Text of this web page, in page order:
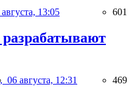
13:05 601
06 августа, 12:31 469